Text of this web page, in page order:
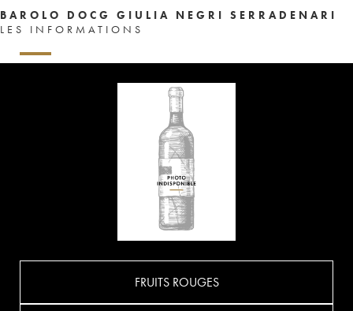
BAROLO DOCG GIULIA NEGRI SERRADENARI
LES INFORMATIONS
FRUITS ROUGES